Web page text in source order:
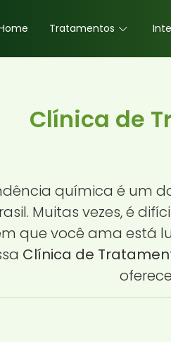
Tratamentos
Clínica de
química é um
Muitas vezes, é
que você ama está
Clínica de